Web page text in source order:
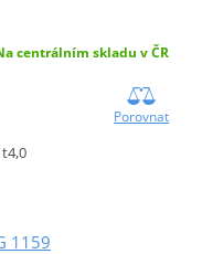
centrálním skladu v ČR
Porovnat
1159